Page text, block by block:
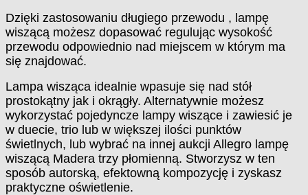
Dzięki zastosowaniu długiego przewodu , lampę
wiszącą możesz dopasować regulując wysokość
przewodu odpowiednio nad miejscem w którym ma
się znajdować.
Lampa wisząca idealnie wpasuje się nad stół
prostokątny jak i okrągły. Alternatywnie możesz
wykorzystać pojedyncze lampy wiszące i zawiesić je
w duecie, trio lub w większej ilości punktów
świetlnych, lub wybrać na innej aukcji Allegro lampę
wiszącą Madera trzy płomienną. Stworzysz w ten
sposób autorską, efektowną kompozycję i zyskasz
praktyczne oświetlenie.